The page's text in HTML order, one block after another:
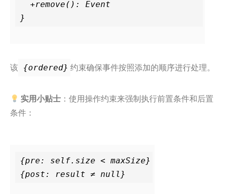
该 {ordered} 约束确保事件按照添加的顺序进行处理。
实用小贴士 ：使用操作约束来强制执行前置条件和后置
条件：
{pre: self.size < maxSize}